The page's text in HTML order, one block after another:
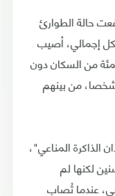
حالة الطوارئ
الأول 2019. وبشكل إجمالي، أصيب
من السكان دون
عامًا. ومن بين هؤلاء، توفي 81 شخصا، من بينهم
الذاكرة المناعي"،
لكنها لم
أساسي، عندما تُصاب